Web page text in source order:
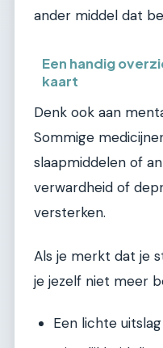
ander middel dat
Een handig
kaart
Denk ook aan
Sommige
slaapmiddelen of
verwardheid of
versterken.
Als je merkt dat je
je jezelf niet meer
Een lichte